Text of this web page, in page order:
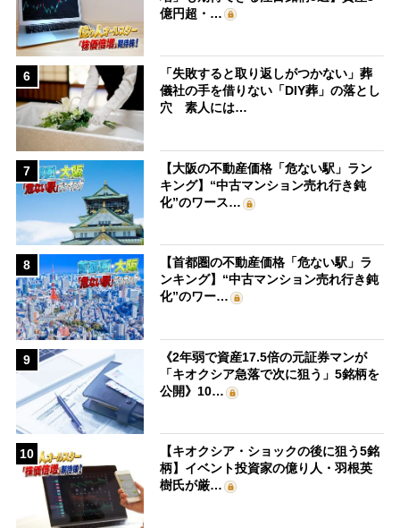
億円超・…
6
「失敗すると取り返しがつかない」葬
儀社の手を借りない「DIY葬」の落とし
穴 素人には…
7
【大阪の不動産価格「危ない駅」ラン
キング】“中古マンション売れ行き鈍
化”のワース…
8
【首都圏の不動産価格「危ない駅」ラ
ンキング】“中古マンション売れ行き鈍
化”のワー…
9
《2年弱で資産17.5倍の元証券マンが
「キオクシア急落で次に狙う」5銘柄を
公開》10…
10
【キオクシア・ショックの後に狙う5銘
柄】イベント投資家の億り人・羽根英
樹氏が厳…